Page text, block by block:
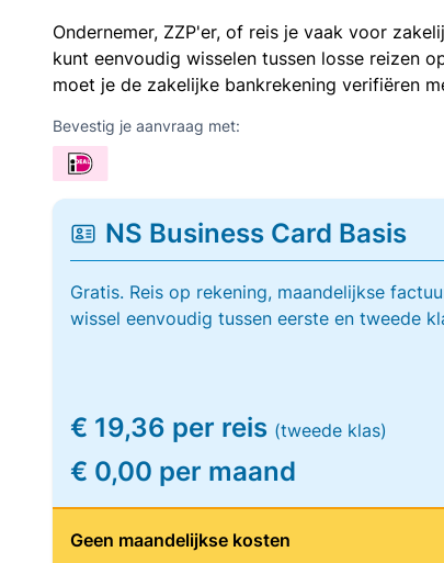
Ondernemer, ZZP'er, of reis je vaak voor
kunt eenvoudig wisselen tussen losse reizen
moet je de zakelijke bankrekening verifiëren
Bevestig je aanvraag met:
NS Business Card Basis
Gratis. Reis op rekening, maandelijkse
wissel eenvoudig tussen eerste en tweede
€ 19,36 per reis (tweede klas)
€ 0,00 per maand
Geen maandelijkse kosten